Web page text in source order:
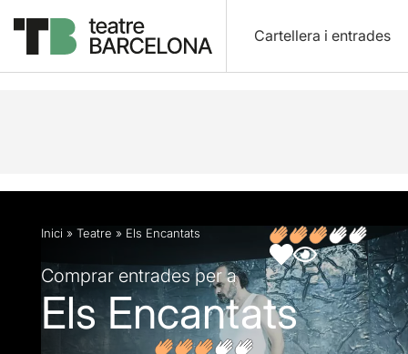
Cartellera i entrades
Descripció Fitxa artística Fotos i vídeos
Inici » Teatre » Els Encantats
Comprar entrades per a
Els Encantats